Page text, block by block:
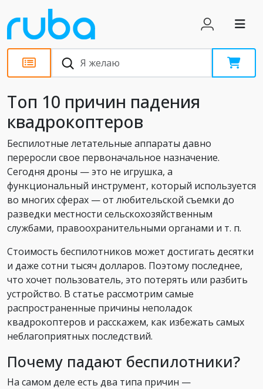
Статьи
Топ 10 причин падения
квадрокоптеров
Беспилотные летательные аппараты давно
переросли свое первоначальное назначение.
Сегодня дроны — это не игрушка, а
функциональный инструмент, который используется
во многих сферах — от любительской съемки до
разведки местности сельскохозяйственным
службами, правоохранительными органами и т. п.
Стоимость беспилотников может достигать десятки
и даже сотни тысяч долларов. Поэтому последнее,
что хочет пользователь, это потерять или разбить
устройство. В статье рассмотрим самые
распространенные причины неполадок
квадрокоптеров и расскажем, как избежать самых
неблагоприятных последствий.
Почему падают беспилотники?
На самом деле есть два типа причин —